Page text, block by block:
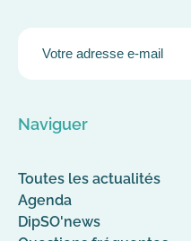
Naviguer
Toutes les actualités
Agenda
DipSO'news